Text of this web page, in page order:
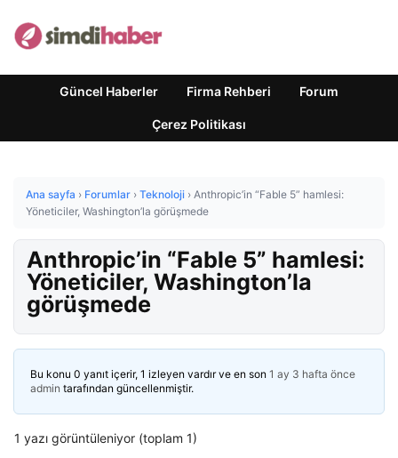
Güncel Haberler Firma Rehberi Forum
Çerez Politikası
Ana sayfa › Forumlar › Teknoloji › Anthropic’in “Fable 5” hamlesi:
Yöneticiler, Washington’la görüşmede
Anthropic’in “Fable 5” hamlesi:
Yöneticiler, Washington’la
görüşmede
Bu konu 0 yanıt içerir, 1 izleyen vardır ve en son 1 ay 3 hafta önce
admin tarafından güncellenmiştir.
1 yazı görüntüleniyor (toplam 1)